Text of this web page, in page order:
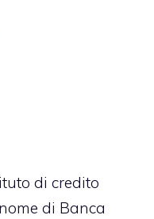
di credito
di Banca